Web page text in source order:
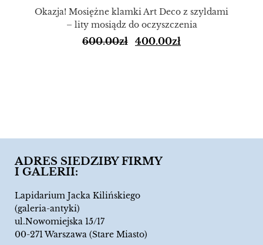
Okazja! Mosiężne klamki Art Deco z szyldami
– lity mosiądz do oczyszczenia
600.00zł 400.00zł
ADRES SIEDZIBY FIRMY
I GALERII:
Lapidarium Jacka Kilińskiego
(galeria-antyki)
ul.Nowomiejska 15/17
00-271 Warszawa (Stare Miasto)